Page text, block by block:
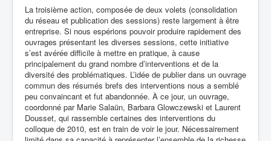
La troisième action, composée de deux volets (consolidation
du réseau et publication des sessions) reste largement à être
entreprise. Si nous espérions pouvoir produire rapidement des
ouvrages présentant les diverses sessions, cette initiative
s’est avérée difficile à mettre en pratique, à cause
principalement du grand nombre d’interventions et de la
diversité des problématiques. L’idée de publier dans un ouvrage
commun des résumés brefs des interventions nous a semblé
peu convaincant et fut abandonnée. À ce jour, un ouvrage,
coordonné par Marie Salaün, Barbara Glowczewski et Laurent
Dousset, qui rassemble certaines des interventions du
colloque de 2010, est en train de voir le jour. Nécessairement